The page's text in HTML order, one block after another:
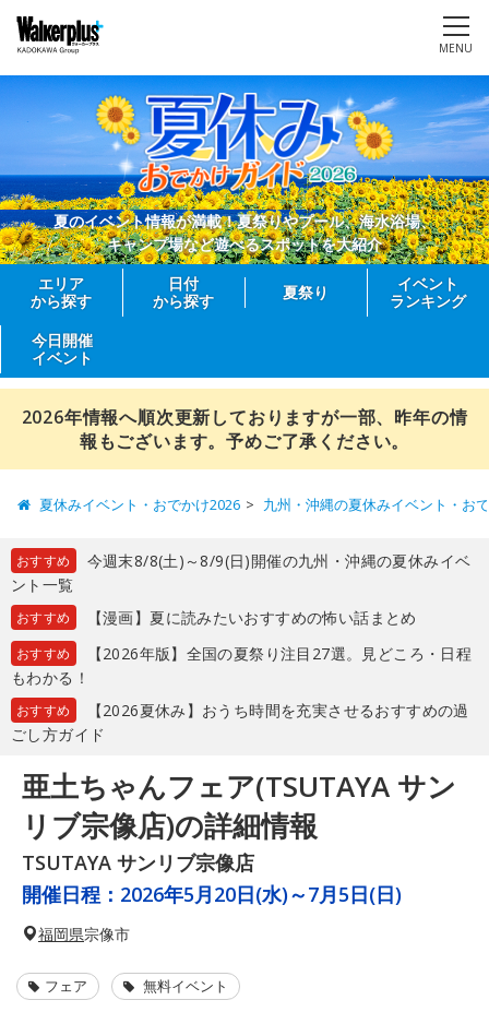
MENU
夏のイベント情報が満載！夏祭りやプール、海水浴場、
キャンプ場など遊べるスポットを大紹介
エリア
から探す
日付
から探す
夏祭り
イベント
ランキング
今日開催
イベント
2026年情報へ順次更新しておりますが一部、昨年の情
報もございます。予めご了承ください。
夏休みイベント・おでかけ2026 九州・沖縄の夏休みイベント・お
おすすめ
今週末8/8(土)～8/9(日)開催の九州・沖縄の夏休みイベ
ント一覧
おすすめ 【漫画】夏に読みたいおすすめの怖い話まとめ
おすすめ
【2026年版】全国の夏祭り注目27選。見どころ・日程
もわかる！
おすすめ
【2026夏休み】おうち時間を充実させるおすすめの過
ごし方ガイド
亜土ちゃんフェア(TSUTAYA サン
リブ宗像店)の詳細情報
TSUTAYA サンリブ宗像店
開催日程： 2026年5月20日(水)～7月5日(日)
福岡県宗像市
フェア 無料イベント